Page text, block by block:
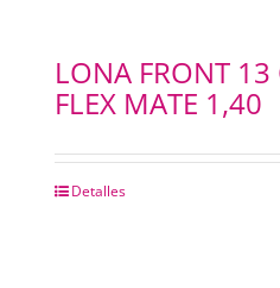
LONA FRONT 13
FLEX MATE 1,40
Detalles